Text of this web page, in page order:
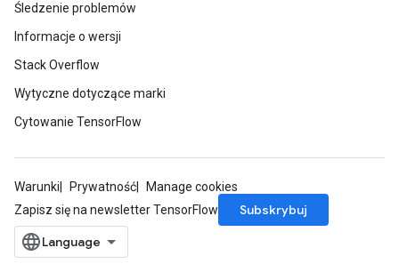
Śledzenie problemów
Informacje o wersji
Stack Overflow
Wytyczne dotyczące marki
Cytowanie TensorFlow
Warunki Prywatność
Manage cookies
Zapisz się na newsletter TensorFlow
Subskrybuj